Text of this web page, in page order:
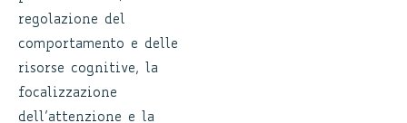
regolazione del
comportamento e delle
risorse cognitive, la
focalizzazione
dell’attenzione e la